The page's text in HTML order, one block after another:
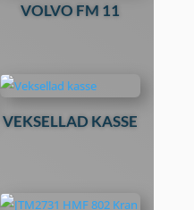
VOLVO FM 11
VEKSELLAD KASSE